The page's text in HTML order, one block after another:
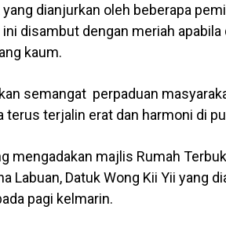
dianjurkan oleh beberapa
disambut dengan meriah
kaum.
semangat perpaduan
terus terjalin erat dan harmoni di
mengadakan majlis Rumah
Labuan, Datuk Wong Kii Yii yang
pagi kelmarin.